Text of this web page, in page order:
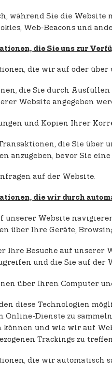
während Sie die
Web-Beacons und
die Sie uns zur
die wir auf oder über
die Sie durch
Website angegeben
und Kopien Ihrer
die Sie
anzugeben, bevor Sie
auf der Website.
die wir durch
unserer Website
über Ihre Geräte,
Ihre Besuche auf unserer
und die Sie auf der
über Ihren Computer
diese Technologien
Online-Dienste zu
und wie wir auf
Trackings zu
die wir automatisch